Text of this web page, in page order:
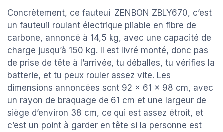
Concrètement, ce fauteuil ZENBON ZBLY670, c’est
un fauteuil roulant électrique pliable en fibre de
carbone, annoncé à 14,5 kg, avec une capacité de
charge jusqu’à 150 kg. Il est livré monté, donc pas
de prise de tête à l’arrivée, tu déballes, tu vérifies la
batterie, et tu peux rouler assez vite. Les
dimensions annoncées sont 92 x 61 x 98 cm, avec
un rayon de braquage de 61 cm et une largeur de
siège d’environ 38 cm, ce qui est assez étroit, et
c’est un point à garder en tête si la personne est